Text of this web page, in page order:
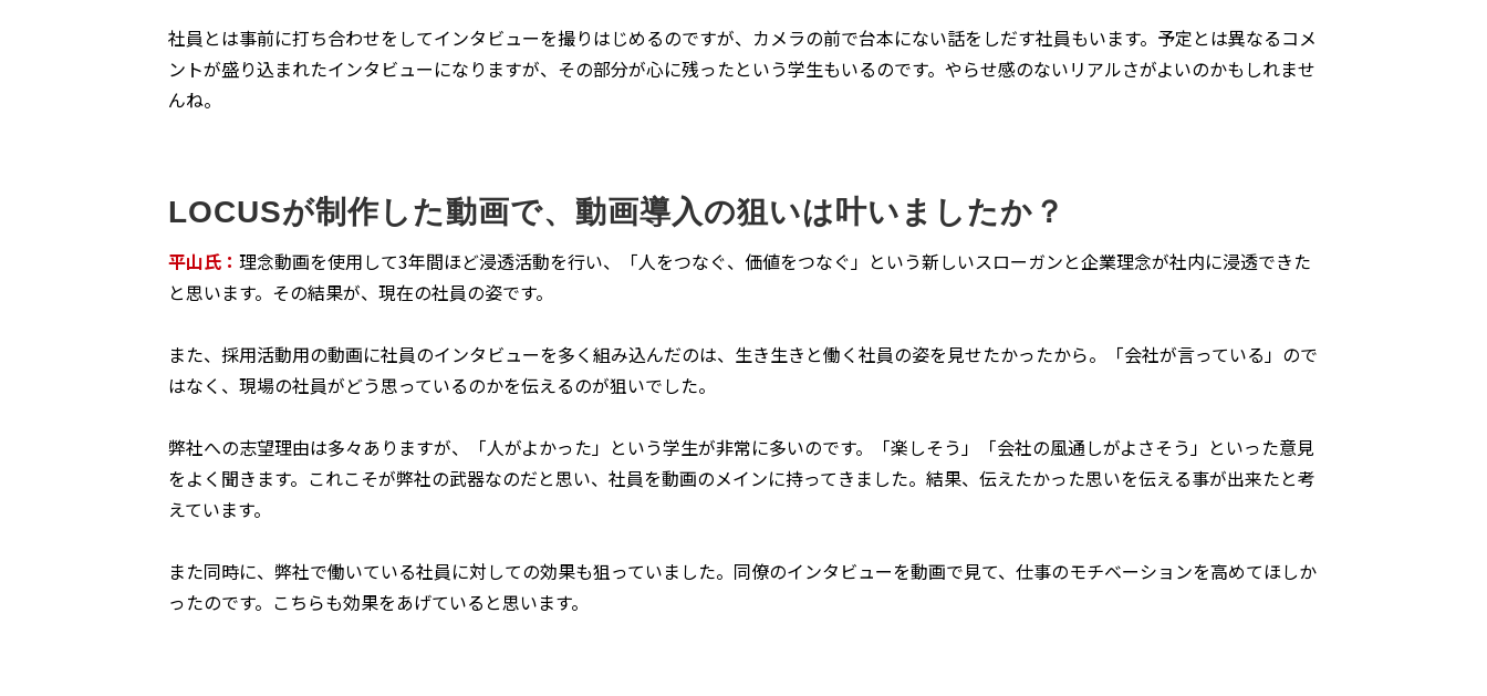
社員とは事前に打ち合わせをしてインタビューを撮りはじめるのですが、カメラの前で台本にない話をしだす社員もいます。予定とは異なるコメ
ントが盛り込まれたインタビューになりますが、その部分が心に残ったという学生もいるのです。やらせ感のないリアルさがよいのかもしれませ
んね。
LOCUSが制作した動画で、動画導入の狙いは叶いましたか？
平山氏： 理念動画を使用して3年間ほど浸透活動を行い、「人をつなぐ、価値をつなぐ」という新しいスローガンと企業理念が社内に浸透できた
と思います。その結果が、現在の社員の姿です。
また、採用活動用の動画に社員のインタビューを多く組み込んだのは、生き生きと働く社員の姿を見せたかったから。「会社が言っている」ので
はなく、現場の社員がどう思っているのかを伝えるのが狙いでした。
弊社への志望理由は多々ありますが、「人がよかった」という学生が非常に多いのです。「楽しそう」「会社の風通しがよさそう」といった意見
をよく聞きます。これこそが弊社の武器なのだと思い、社員を動画のメインに持ってきました。結果、伝えたかった思いを伝える事が出来たと考
えています。
また同時に、弊社で働いている社員に対しての効果も狙っていました。同僚のインタビューを動画で見て、仕事のモチベーションを高めてほしか
ったのです。こちらも効果をあげていると思います。